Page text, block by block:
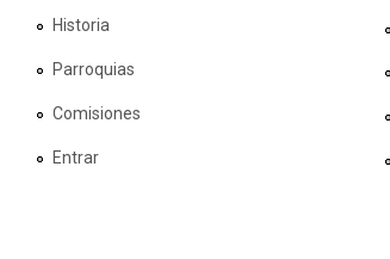
Historia
Parroquias
Comisiones
Entrar